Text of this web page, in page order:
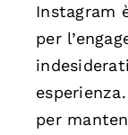
Instagram
per
per